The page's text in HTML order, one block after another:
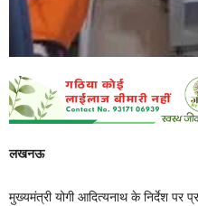
लखनऊ
मुख्यमंत्री योगी आदित्यनाथ के निर्देश पर